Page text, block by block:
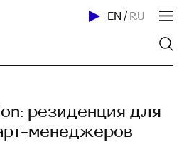
EN / RU
резиденция для
менеджеров